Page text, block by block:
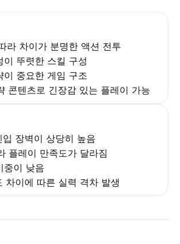
라 차이가 분명한 액션 전투
이 뚜렷한 스킬 구성
이 중요한 게임 구조
콘텐츠로 긴장감 있는 플레이 가능
입 장벽이 상당히 높음
플레이 만족도가 달라짐
중이 낮음
차이에 따른 실력 격차 발생